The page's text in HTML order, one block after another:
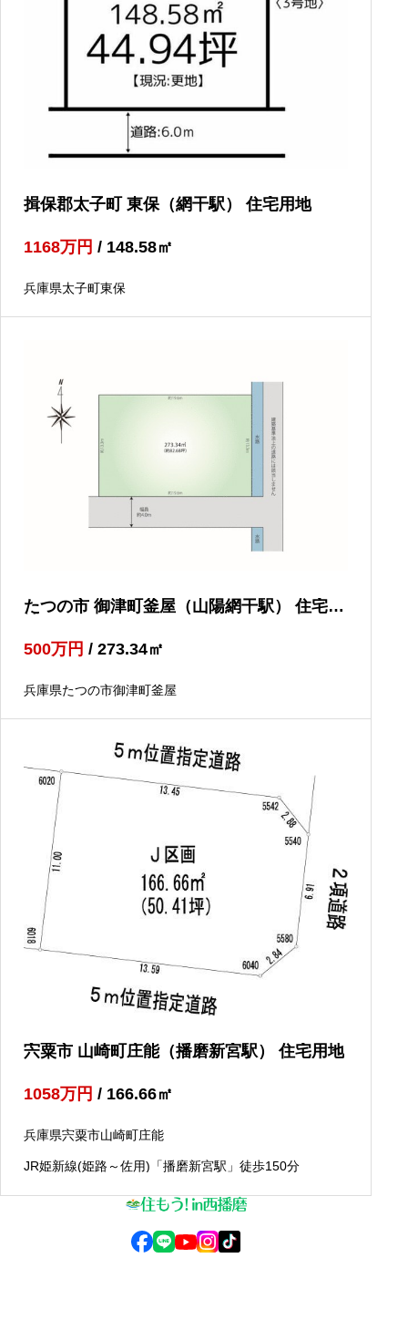
揖保郡太子町 東保（網干駅） 住宅用地
1168万円 / 148.58㎡
兵庫県太子町東保
たつの市 御津町釜屋（山陽網干駅） 住宅用
500万円 / 273.34㎡
兵庫県たつの市御津町釜屋
宍粟市 山崎町庄能（播磨新宮駅） 住宅用地
1058万円 / 166.66㎡
兵庫県宍粟市山崎町庄能
JR姫新線(姫路～佐用)「播磨新宮駅」徒歩150分